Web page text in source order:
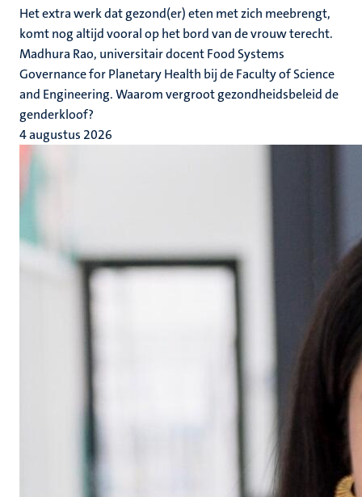
Het extra werk dat gezond(er) eten met zich meebrengt,
komt nog altijd vooral op het bord van de vrouw terecht.
Madhura Rao, universitair docent Food Systems
Governance for Planetary Health bij de Faculty of Science
and Engineering. Waarom vergroot gezondheidsbeleid de
genderkloof?
4 augustus 2026